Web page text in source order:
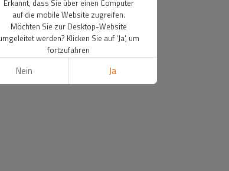
Erkannt, dass Sie über einen Computer
auf die mobile Website zugreifen.
Möchten Sie zur Desktop-Website
werden? Klicken Sie auf 'Ja', um
fortzufahren
Nein Ja